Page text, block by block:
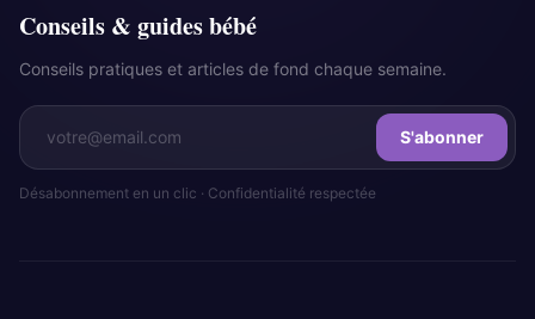
Conseils & guides bébé
Conseils pratiques et articles de fond chaque semaine.
S'abonner
Désabonnement en un clic · Confidentialité respectée